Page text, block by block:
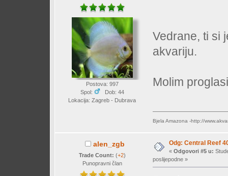
Postova: 997
Spol:
Dob: 44
Lokacija: Zagreb - Dubrava
Vedrane, ti si
akvariju.
Molim
Bjela Amazona -http://
alen_zgb
Trade Count: (+2)
Punopravni član
Odg: Central Reef
« Odgovori #5 u:
poslijepodne »